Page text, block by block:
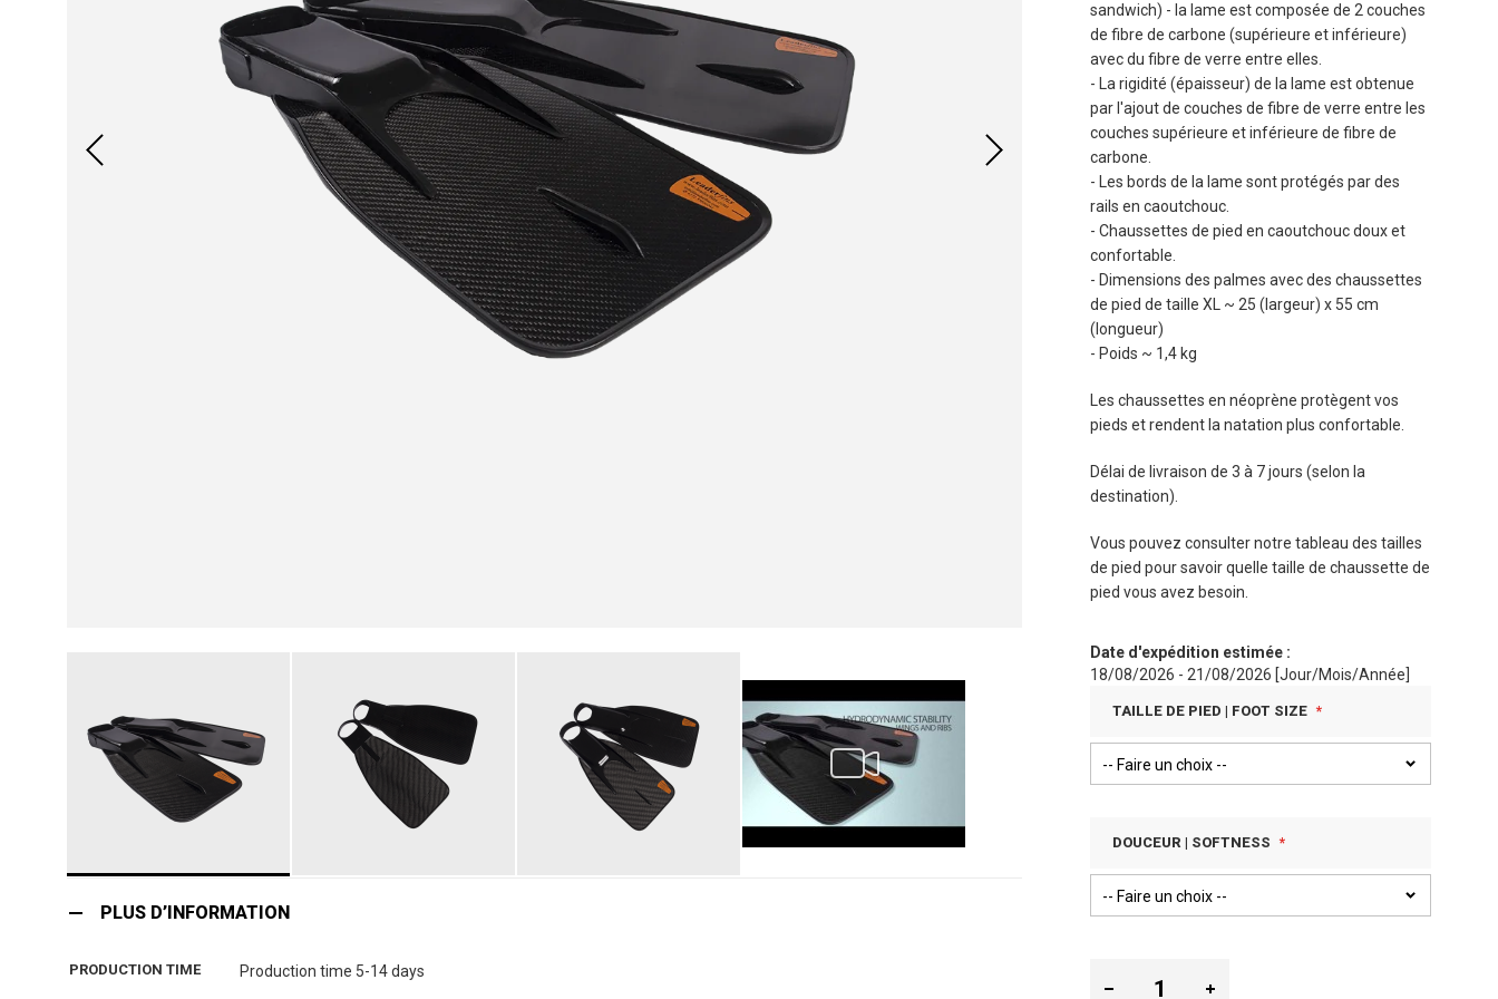
to
of
PLUS D’INFORMATION
PRODUCTION TIME Production time 5-14 days
sandwich) - la lame est composée de 2 couches
de fibre de carbone (supérieure et inférieure)
avec du fibre de verre entre elles.
- La rigidité (épaisseur) de la lame est obtenue
par l'ajout de couches de fibre de verre entre les
couches supérieure et inférieure de fibre de
carbone.
- Les bords de la lame sont protégés par des
rails en caoutchouc.
- Chaussettes de pied en caoutchouc doux et
confortable.
- Dimensions des palmes avec des chaussettes
de pied de taille XL ~ 25 (largeur) x 55 cm
(longueur)
- Poids ~ 1,4 kg
Les chaussettes en néoprène protègent vos
pieds et rendent la natation plus confortable.
Délai de livraison de 3 à 7 jours (selon la
destination).
Vous pouvez consulter notre tableau des tailles
de pied pour savoir quelle taille de chaussette de
pied vous avez besoin.
Date d'expédition estimée :
18/08/2026 - 21/08/2026 [Jour/Mois/Année]
TAILLE DE PIED | FOOT SIZE
DOUCEUR | SOFTNESS